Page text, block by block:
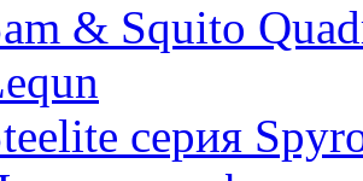
& Squito
серия